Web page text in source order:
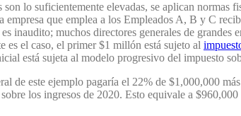
lo suficientemente elevadas, se aplican normas
empresa que emplea a los Empleados A, B y C
inaudito; muchos directores generales de grandes
es el caso, el primer $1 millón está sujeto al
está sujeta al modelo progresivo del impuesto
de este ejemplo pagaría el 22% de $1,000,000
los ingresos de 2020. Esto equivale a